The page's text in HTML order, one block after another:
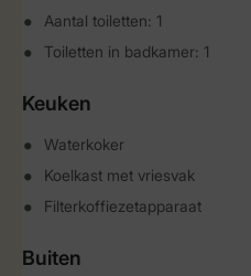
Aantal toiletten: 1
Toiletten in badkamer: 1
Keuken
Waterkoker
Koelkast met vriesvak
Filterkoffiezetapparaat
Buiten